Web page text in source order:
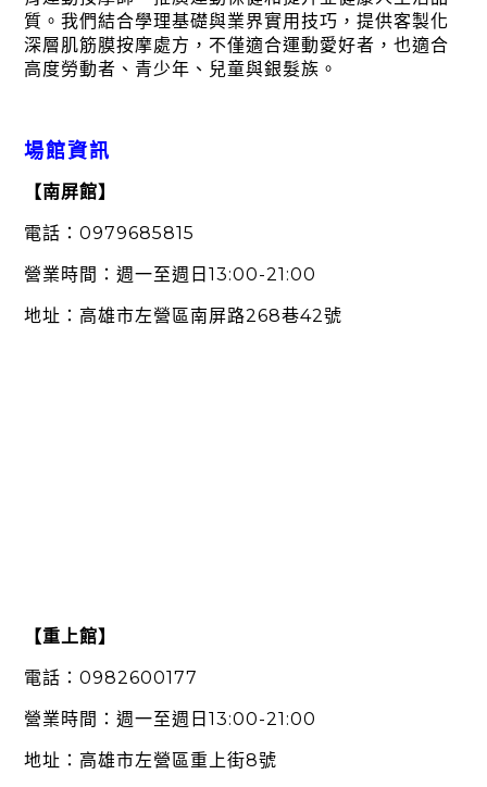
質。我們結合學理基礎與業界實用技巧，提供客製化
深層肌筋膜按摩處方，不僅適合運動愛好者，也適合
高度勞動者、青少年、兒童與銀髮族。
場館資訊
【南屏館】
電話： 0979685815
營業時間：週一至週日 13:00-21:00
地址：高雄市左營區南屏路268巷42號
【重上館】
電話： 0982600177
營業時間：週一至週日 13:00-21:00
地址：高雄市左營區重上街8號